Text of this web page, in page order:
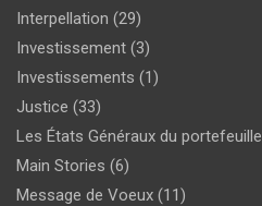
Interpellation (29)
Investissement (3)
Investissements (1)
Justice (33)
Les États Généraux du portefeuille
Main Stories (6)
Message de Voeux (11)